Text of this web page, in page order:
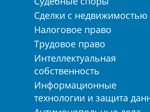
Сделки с недвижимостью
Налоговое право
Трудовое право
Интеллектуальная
собственность
Информационные
технологии и защита